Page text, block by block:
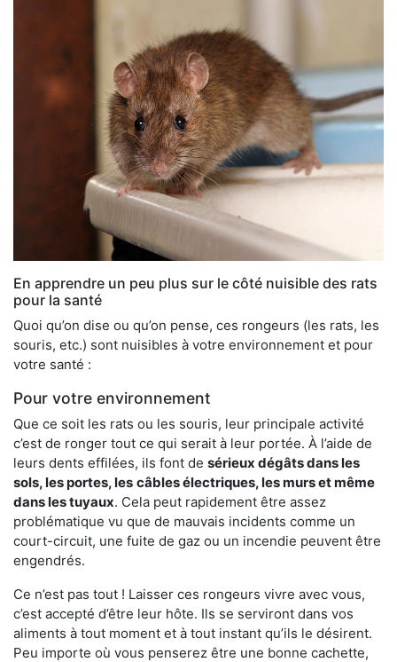
En apprendre un peu plus sur le côté nuisible des rats
pour la santé
Quoi qu’on dise ou qu’on pense, ces rongeurs (les rats, les
souris, etc.) sont nuisibles à votre environnement et pour
votre santé :
Pour votre environnement
Que ce soit les rats ou les souris, leur principale activité
c’est de ronger tout ce qui serait à leur portée. À l’aide de
leurs dents effilées, ils font de sérieux dégâts dans les
sols, les portes, les câbles électriques, les murs et même
dans les tuyaux. Cela peut rapidement être assez
problématique vu que de mauvais incidents comme un
court-circuit, une fuite de gaz ou un incendie peuvent être
engendrés.
Ce n’est pas tout ! Laisser ces rongeurs vivre avec vous,
c’est accepté d’être leur hôte. Ils se serviront dans vos
aliments à tout moment et à tout instant qu’ils le désirent.
Peu importe où vous penserez être une bonne cachette,